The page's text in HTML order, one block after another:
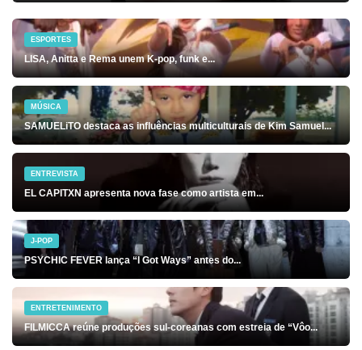
ESPORTES
LISA, Anitta e Rema unem K-pop, funk e...
MÚSICA
SAMUELiTO destaca as influências multiculturais de Kim Samuel...
ENTREVISTA
EL CAPITXN apresenta nova fase como artista em...
J-POP
PSYCHIC FEVER lança “I Got Ways” antes do...
ENTRETENIMENTO
FILMICCA reúne produções sul-coreanas com estreia de “Vôo...